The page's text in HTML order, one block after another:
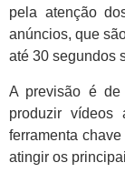
pela atenção
anúncios, que
até 30 segundos
A previsão é de
produzir
ferramenta
atingir os